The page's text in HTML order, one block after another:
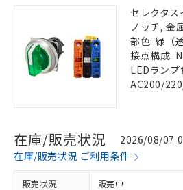
セレクタ
ノッチ, 金
部色: 緑（
接点構成:
LEDランプ
AC200/
在庫/販売状況
2026/08/07
在庫/販売状況 ご利用条件
販売状況 販売中